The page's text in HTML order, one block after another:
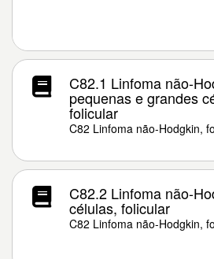
C82.1 Linfoma não-
pequenas e grandes
folicular
C82 Linfoma não-Hodgkin,
C82.2 Linfoma não-
células, folicular
C82 Linfoma não-Hodgkin,